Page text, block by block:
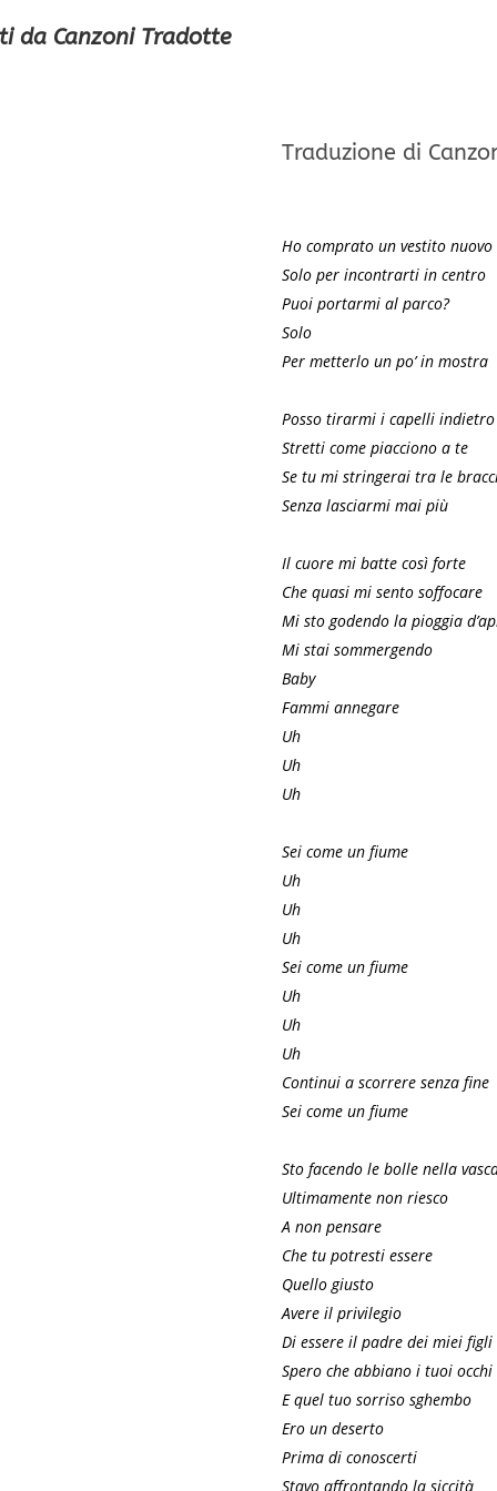
da Canzoni Tradotte
Traduzione di
Ho comprato un vestito nuovo
Solo per incontrarti in centro
Puoi portarmi al parco?
Solo
Per metterlo un po’ in mostra
Posso tirarmi i capelli indietro
Stretti come piacciono a te
Se tu mi stringerai tra le
Senza lasciarmi mai più
Il cuore mi batte così forte
Che quasi mi sento soffocare
Mi sto godendo la pioggia
Mi stai sommergendo
Baby
Fammi annegare
Uh
Uh
Uh
Sei come un fiume
Uh
Uh
Uh
Sei come un fiume
Uh
Uh
Uh
Continui a scorrere senza fine
Sei come un fiume
Sto facendo le bolle nella
Ultimamente non riesco
A non pensare
Che tu potresti essere
Quello giusto
Avere il privilegio
Di essere il padre dei miei figli
Spero che abbiano i tuoi occhi
E quel tuo sorriso sghembo
Ero un deserto
Prima di conoscerti
Stavo affrontando la siccità